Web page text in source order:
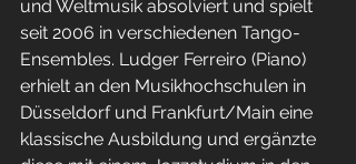
und Weltmusik absolviert und spielt
seit 2006 in verschiedenen Tango-
Ensembles. Ludger Ferreiro (Piano)
erhielt an den Musikhochschulen in
Düsseldorf und Frankfurt/Main eine
klassische Ausbildung und ergänzte